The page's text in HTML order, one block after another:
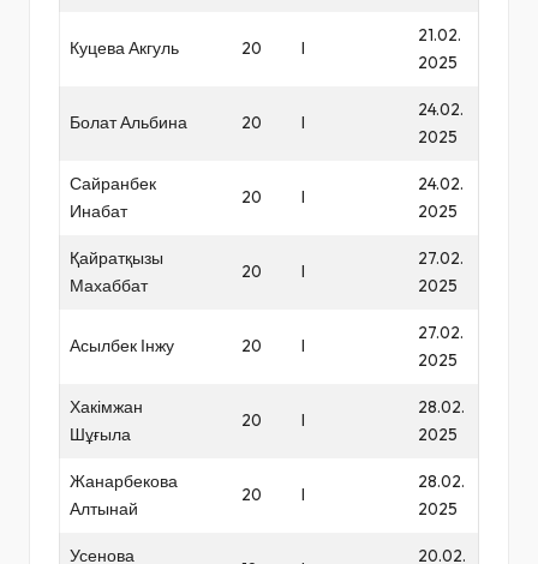
Куцева Акгуль 20 I
21.02.
2025
Болат Альбина 20 I
24.02.
2025
Сайранбек
Инабат
20 I
24.02.
2025
Қайратқызы
Махаббат
20 I
27.02.
2025
Асылбек Інжу 20 I
27.02.
2025
Хакімжан
Шұғыла
20 I
28.02.
2025
Жанарбекова
Алтынай
20 I
28.02.
2025
Усенова
20.02.